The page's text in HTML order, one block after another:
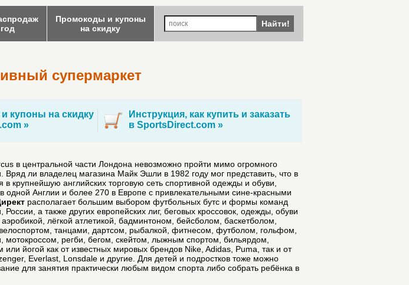
Промокоды и купоны
на скидку
Найти!
супермаркет
купоны на скидку
»
Инструкция, как купить и заказать
в SportsDirect.com »
в центральной части Лондона невозможно пройти мимо огромного
Вряд ли владелец магазина Майк Эшли в 1982 году мог представить, что в
в крупнейшую английских торговую сеть спортивной одежды и обуви,
одной Англии и более 270 в Европе с привлекательными сине-красными
располагает большим выбором футбольных бутс и формы команд
а также других европейских лиг, беговых кроссовок, одежды, обуви
лёгкой атлетикой, бадминтоном, бейсболом, баскетболом,
танцами, дартсом, рыбалкой, фитнесом, футболом, гольфом,
мотокроссом, регби, бегом, скейтом, лыжным спортом, бильярдом,
йогой как от известных мировых брендов Nike, Adidas, Puma, так и от
Everlast, Lonsdale и другие. Для детей и подростков тоже можно
для занятия практически любым видом спорта либо собрать ребёнка в